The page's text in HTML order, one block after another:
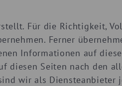
Für die Richtigkeit,
Ferner
Informationen auf
Seiten nach den
wir als Diensteanbieter